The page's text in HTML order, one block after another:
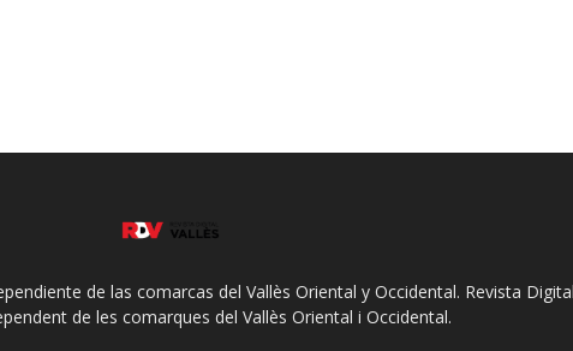
de las comarcas del Vallès Oriental y Occidental. Revista
de les comarques del Vallès Oriental i Occidental.